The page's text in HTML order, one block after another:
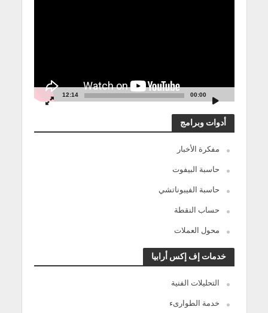
00:00
12:14
أدوات وبرامج
مفكرة الأخبار
حاسبة البيفوت
حاسبة الفيبوناتشي
حساب النقطة
محول العملات
خدمات إف إكس أرابيا
التحليلات الفنية
خدمة الطوارىء